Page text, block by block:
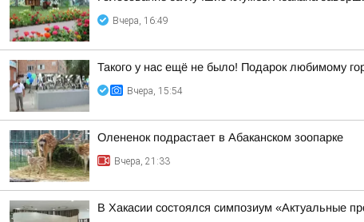
Вчера, 16:49
Такого у нас ещё не было! Подарок любимому
Вчера, 15:54
Олененок подрастает в Абаканском зоопарке
Вчера, 21:33
В Хакасии состоялся симпозиум «Актуальные